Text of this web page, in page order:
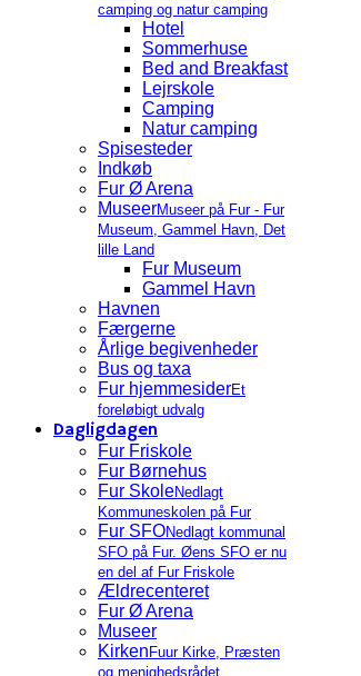
camping og natur camping
Hotel
Sommerhuse
Bed and Breakfast
Lejrskole
Camping
Natur camping
Spisesteder
Indkøb
Fur Ø Arena
MuseerMuseer på Fur - Fur
Museum, Gammel Havn, Det
lille Land
Fur Museum
Gammel Havn
Havnen
Færgerne
Årlige begivenheder
Bus og taxa
Fur hjemmesiderEt
foreløbigt udvalg
Dagligdagen
Fur Friskole
Fur Børnehus
Fur SkoleNedlagt
Kommuneskolen på Fur
Fur SFONedlagt kommunal
SFO på Fur. Øens SFO er nu
en del af Fur Friskole
Ældrecenteret
Fur Ø Arena
Museer
Kirken Fuur Kirke, Præsten
og menighedsrådet